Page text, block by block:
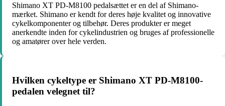
Shimano XT PD-M8100 pedalsættet er en del af Shimano-
mærket. Shimano er kendt for deres høje kvalitet og innovative
cykelkomponenter og tilbehør. Deres produkter er meget
anerkendte inden for cykelindustrien og bruges af professionelle
og amatører over hele verden.
Hvilken cykeltype er Shimano XT PD-M8100-
pedalen velegnet til?